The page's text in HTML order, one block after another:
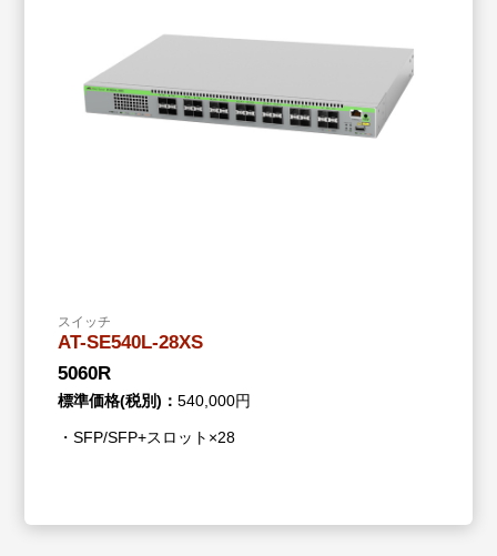
スイッチ
AT-SE540L-28XS
5060R
標準価格(税別)：540,000円
・SFP/SFP+スロット×28